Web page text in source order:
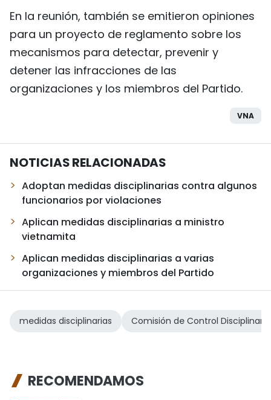
En la reunión, también se emitieron opiniones
para un proyecto de reglamento sobre los
mecanismos para detectar, prevenir y
detener las infracciones de las
organizaciones y los miembros del Partido.
VNA
NOTICIAS RELACIONADAS
Adoptan medidas disciplinarias contra algunos
funcionarios por violaciones
Aplican medidas disciplinarias a ministro
vietnamita
Aplican medidas disciplinarias a varias
organizaciones y miembros del Partido
medidas disciplinarias Comisión de Control Disciplinario
RECOMENDAMOS